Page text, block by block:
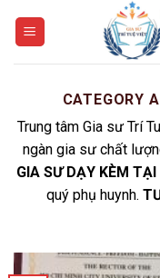
CATEGORY
Trung tâm Gia sư Trí
ngàn gia sư chất
GIA SƯ DẠY KÈM
quý phụ huynh.